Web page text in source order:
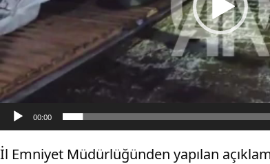
00:00
İl Emniyet Müdürlüğünden yapılan